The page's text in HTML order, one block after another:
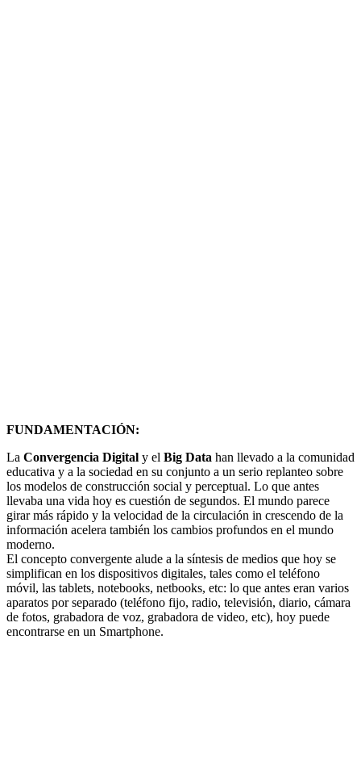
FUNDAMENTACIÓN:
La Convergencia Digital y el Big Data han llevado a la comunidad
educativa y a la sociedad en su conjunto a un serio replanteo sobre
los modelos de construcción social y perceptual. Lo que antes
llevaba una vida hoy es cuestión de segundos. El mundo parece
girar más rápido y la velocidad de la circulación in crescendo de la
información acelera también los cambios profundos en el mundo
moderno.
El concepto convergente alude a la síntesis de medios que hoy se
simplifican en los dispositivos digitales, tales como el teléfono
móvil, las tablets, notebooks, netbooks, etc: lo que antes eran varios
aparatos por separado (teléfono fijo, radio, televisión, diario, cámara
de fotos, grabadora de voz, grabadora de video, etc), hoy puede
encontrarse en un Smartphone.